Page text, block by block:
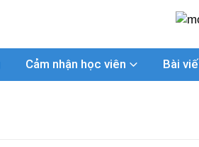
Cảm nhận học viên Bài